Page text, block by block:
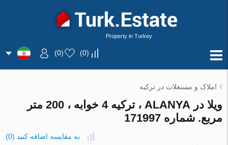
Property in Turkey
(
0
)
(
0
)
املاک و مستغلات در ترکیه
ویلا در ALANYA ، ترکیه 4 خوابه ، 200 متر
مربع. شماره 171997
به مقایسه اضافه کنید (
0
)